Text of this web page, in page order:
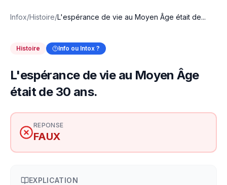
Infox/Histoire/L'espérance de vie au Moyen Âge était de...
Histoire Info ou Intox ?
L'espérance de vie au Moyen Âge
était de 30 ans.
REPONSE
FAUX
EXPLICATION